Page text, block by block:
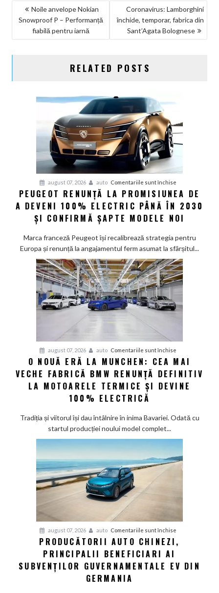
NAVIGARE
ÎN
ARTICOLE
Noile anvelope Nokian
Snowproof P – Performanță
fiabilă pentru iarnă
Coronavirus: Lamborghini
închide, temporar, fabrica din
Sant’Agata Bolognese
RELATED POSTS
august 07, 2026 auto Comentariile sunt închise
Peugeot
renunță
la
de
a
100%
electric
până
2030
șapte
noi
PEUGEOT RENUNȚĂ LA PROMISIUNEA DE
A DEVENI 100% ELECTRIC PÂNĂ ÎN 2030
ȘI CONFIRMĂ ȘAPTE MODELE NOI
Marca franceză Peugeot își recalibrează strategia pentru
Europa și renunță la angajamentul ferm asumat la sfârșitul...
august 07, 2026 auto Comentariile sunt închise
O
nouă
eră
Cea
BMW
renunță
și
100%
O NOUĂ ERĂ LA MUNCHEN: CEA MAI
VECHE FABRICĂ BMW RENUNȚĂ DEFINITIV
LA MOTOARELE TERMICE ȘI DEVINE
100% ELECTRICĂ
Tradiția și viitorul își dau întâlnire în inima Bavariei. Odată cu
startul producției noului model complet...
august 07, 2026 auto Comentariile sunt închise
chinezi,
PRODUCĂTORII AUTO CHINEZI,
PRINCIPALII BENEFICIARI AI
SUBVENȚILOR GUVERNAMENTALE EV DIN
GERMANIA